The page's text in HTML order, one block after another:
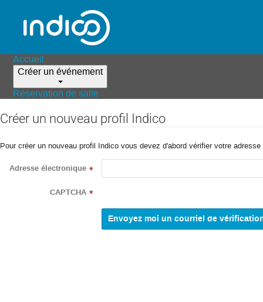
Accueil
Créer un événement
Réservation de salle
Créer un nouveau profil Indico
Pour créer un nouveau profil Indico vous devez d'abord vérifier votre
Adresse électronique *
CAPTCHA *